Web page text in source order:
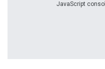
JavaScript